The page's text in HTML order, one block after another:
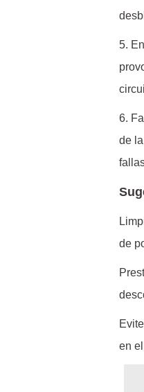
5.
6.
de
de
en